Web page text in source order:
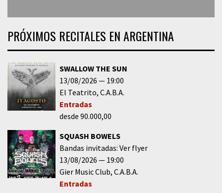
PRÓXIMOS RECITALES EN ARGENTINA
SWALLOW THE SUN
13/08/2026
19:00
El Teatrito C.A.B.A.
Entradas
desde 90.000,00
SQUASH BOWELS
Bandas invitadas: Ver flyer
13/08/2026
19:00
Gier Music Club C.A.B.A.
Entradas